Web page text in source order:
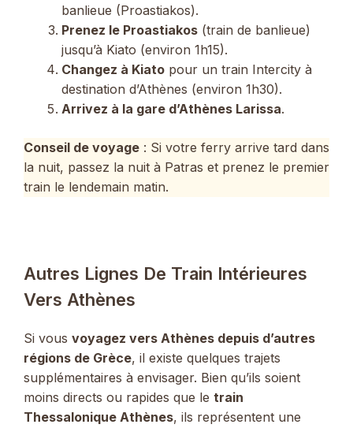
banlieue (Proastiakos).
Prenez le Proastiakos (train de banlieue)
jusqu’à Kiato (environ 1h15).
Changez à Kiato pour un train Intercity à
destination d’Athènes (environ 1h30).
Arrivez à la gare d’Athènes Larissa.
Conseil de voyage : Si votre ferry arrive tard dans
la nuit, passez la nuit à Patras et prenez le premier
train le lendemain matin.
Autres Lignes De Train Intérieures
Vers Athènes
Si vous voyagez vers Athènes depuis d’autres
régions de Grèce, il existe quelques trajets
supplémentaires à envisager. Bien qu’ils soient
moins directs ou rapides que le train
Thessalonique Athènes, ils représentent une